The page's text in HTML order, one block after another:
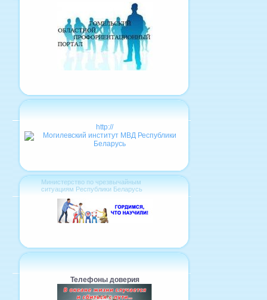
http://
Министерство по чрезвычайным
ситуациям Республики Беларусь
Телефоны доверия